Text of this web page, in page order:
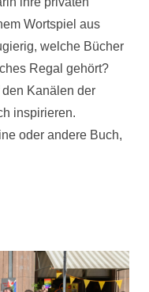
Wortspiel aus
welche Bücher
Regal gehört?
Kanälen der
inspirieren.
oder andere Buch,